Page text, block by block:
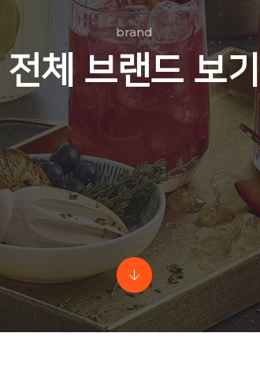
brand
전체 브랜드 보기